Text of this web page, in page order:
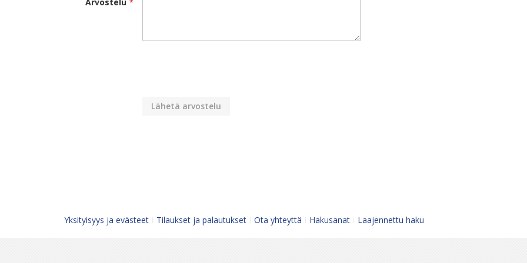
Lähetä arvostelu
Yksityisyys ja evästeet Tilaukset ja palautukset Ota yhteyttä Hakusanat Laajennettu haku